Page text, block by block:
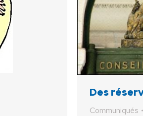
Des
Communiqués